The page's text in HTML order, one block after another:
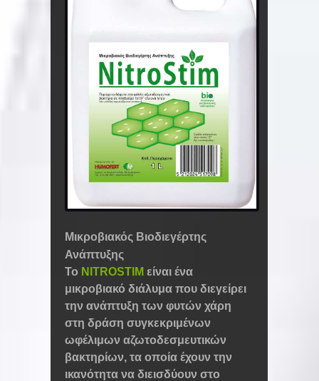
Μικροβιακός Βιοδιεγέρτης
Ανάπτυξης
Το NITROSTIM είναι ένα
μικροβιακό διάλυμα που διεγείρει
την ανάπτυξη των φυτών χάρη
στη δράση συγκεκριμένων
ωφέλιμων αζωτοδεσμευτικών
βακτηρίων, τα οποία έχουν την
ικανότητα να διεισδύουν στο